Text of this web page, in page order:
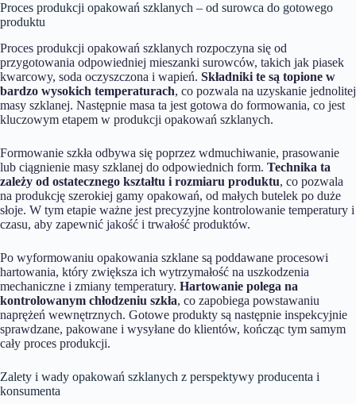
Proces produkcji opakowań szklanych – od surowca do gotowego
produktu
Proces produkcji opakowań szklanych rozpoczyna się od
przygotowania odpowiedniej mieszanki surowców, takich jak piasek
kwarcowy, soda oczyszczona i wapień. Składniki te są topione w
bardzo wysokich temperaturach, co pozwala na uzyskanie jednolitej
masy szklanej. Następnie masa ta jest gotowa do formowania, co jest
kluczowym etapem w produkcji opakowań szklanych.
Formowanie szkła odbywa się poprzez wdmuchiwanie, prasowanie
lub ciągnienie masy szklanej do odpowiednich form. Technika ta
zależy od ostatecznego kształtu i rozmiaru produktu, co pozwala
na produkcję szerokiej gamy opakowań, od małych butelek po duże
słoje. W tym etapie ważne jest precyzyjne kontrolowanie temperatury i
czasu, aby zapewnić jakość i trwałość produktów.
Po wyformowaniu opakowania szklane są poddawane procesowi
hartowania, który zwiększa ich wytrzymałość na uszkodzenia
mechaniczne i zmiany temperatury. Hartowanie polega na
kontrolowanym chłodzeniu szkła, co zapobiega powstawaniu
naprężeń wewnętrznych. Gotowe produkty są następnie inspekcyjnie
sprawdzane, pakowane i wysyłane do klientów, kończąc tym samym
cały proces produkcji.
Zalety i wady opakowań szklanych z perspektywy producenta i
konsumenta